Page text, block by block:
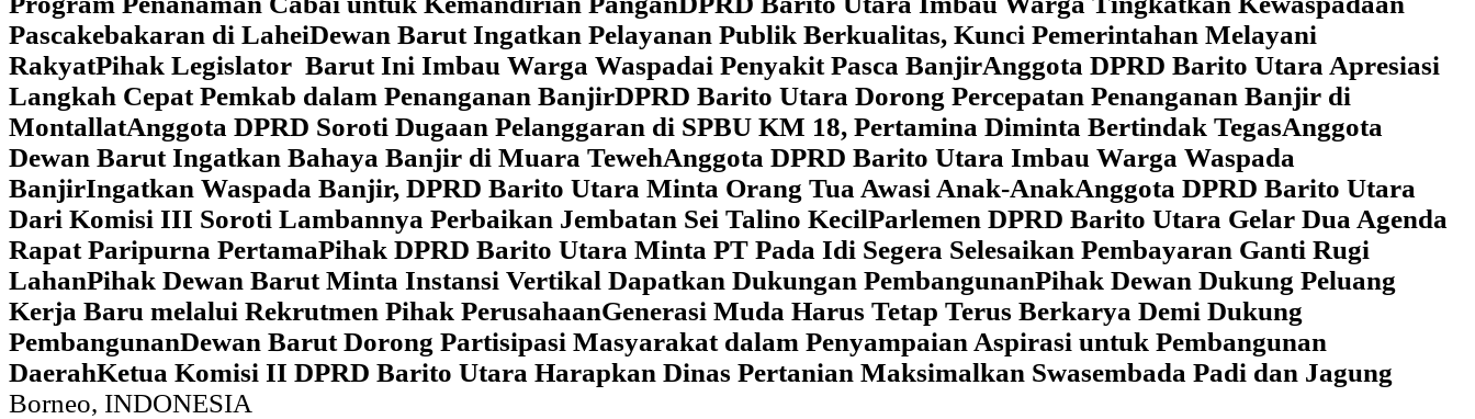
Pascakebakaran di LaheiDewan Barut Ingatkan Pelayanan Publik Berkualitas, Kunci Pemerintahan Melayani
RakyatPihak Legislator Barut Ini Imbau Warga Waspadai Penyakit Pasca BanjirAnggota DPRD Barito Utara Apresiasi
Langkah Cepat Pemkab dalam Penanganan BanjirDPRD Barito Utara Dorong Percepatan Penanganan Banjir di
MontallatAnggota DPRD Soroti Dugaan Pelanggaran di SPBU KM 18, Pertamina Diminta Bertindak TegasAnggota
Dewan Barut Ingatkan Bahaya Banjir di Muara TewehAnggota DPRD Barito Utara Imbau Warga Waspada
BanjirIngatkan Waspada Banjir, DPRD Barito Utara Minta Orang Tua Awasi Anak-AnakAnggota DPRD Barito Utara
Dari Komisi III Soroti Lambannya Perbaikan Jembatan Sei Talino KecilParlemen DPRD Barito Utara Gelar Dua Agenda
Rapat Paripurna PertamaPihak DPRD Barito Utara Minta PT Pada Idi Segera Selesaikan Pembayaran Ganti Rugi
LahanPihak Dewan Barut Minta Instansi Vertikal Dapatkan Dukungan PembangunanPihak Dewan Dukung Peluang
Kerja Baru melalui Rekrutmen Pihak PerusahaanGenerasi Muda Harus Tetap Terus Berkarya Demi Dukung
PembangunanDewan Barut Dorong Partisipasi Masyarakat dalam Penyampaian Aspirasi untuk Pembangunan
DaerahKetua Komisi II DPRD Barito Utara Harapkan Dinas Pertanian Maksimalkan Swasembada Padi dan Jagung
Borneo, INDONESIA